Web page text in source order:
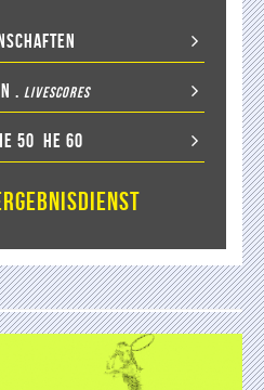
. LiveScores
50 He 60